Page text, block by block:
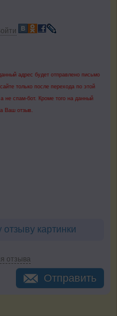
адрес будет отправлено письмо
только после перехода по этой
не спам-бот. Кроме того на данный
Ваш отзыв.
картинки
отзыва
Отправить